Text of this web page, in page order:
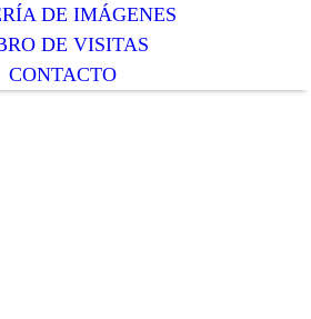
DE IMÁGENES
DE VISITAS
CONTACTO